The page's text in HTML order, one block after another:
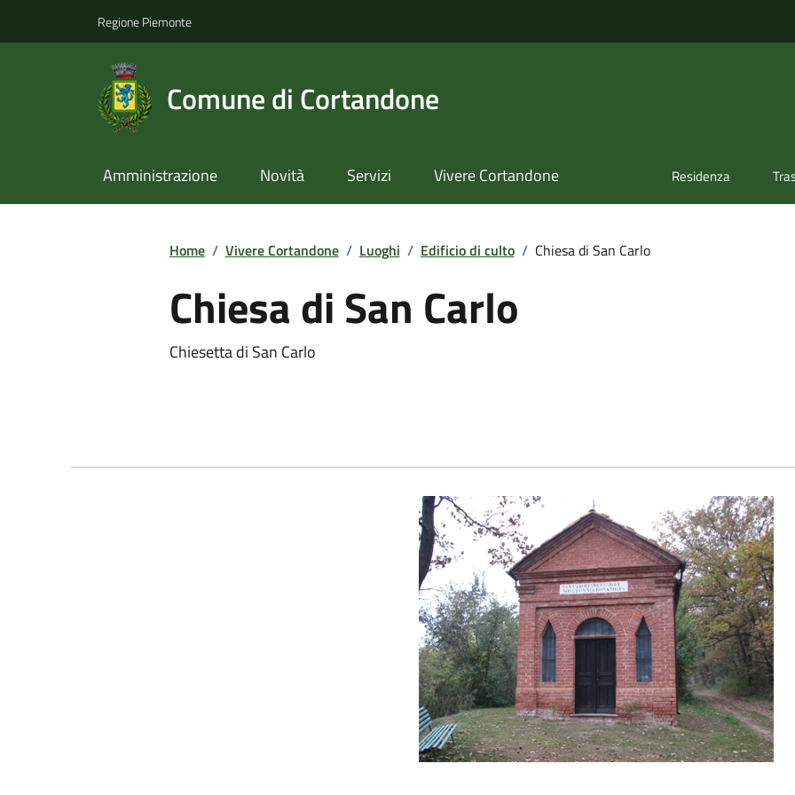
Regione Piemonte
Comune di Cortandone
Amministrazione Novità Servizi Vivere Cortandone Residenza
Home / Vivere Cortandone / Luoghi / Edificio di culto / Chiesa di San Carlo
Chiesa di San Carlo
Chiesetta di San Carlo